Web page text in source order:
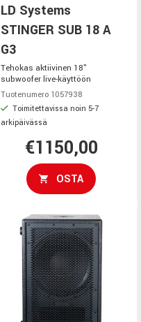
LD Systems
STINGER SUB 18 A
G3
Tehokas aktiivinen 18"
subwoofer live-käyttöön
Tuotenumero 1057938
Toimitettavissa noin 5-7
arkipäivässä
€1150,00
OSTA